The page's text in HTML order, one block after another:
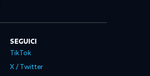
SEGUICI
TikTok
X / Twitter